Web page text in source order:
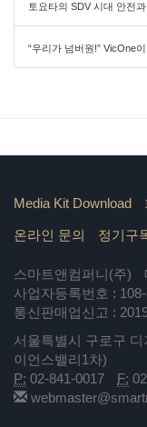
토요타의 SDV 시대 안전
“우리가 넘버원!” VicOne
Media Kit Download
온라인 문의 정기구
스마트앤컴퍼니(주)
사업자등록번호 :
통신판매업신고 :
서울특별시 구로구
이언스밸리1차)
P: 02-841-0017 F: